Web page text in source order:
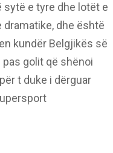
sytë e tyre dhe lotët e
dhe është
kundër Belgjikës së
golit që shënoi
t duke i dërguar